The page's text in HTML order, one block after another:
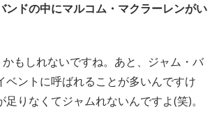
ドの中にマルコム・マクラーレンがい
もしれないですね。あと、ジャム・バ
ベントに呼ばれることが多いんですけ
足りなくてジャムれないんですよ(笑)。